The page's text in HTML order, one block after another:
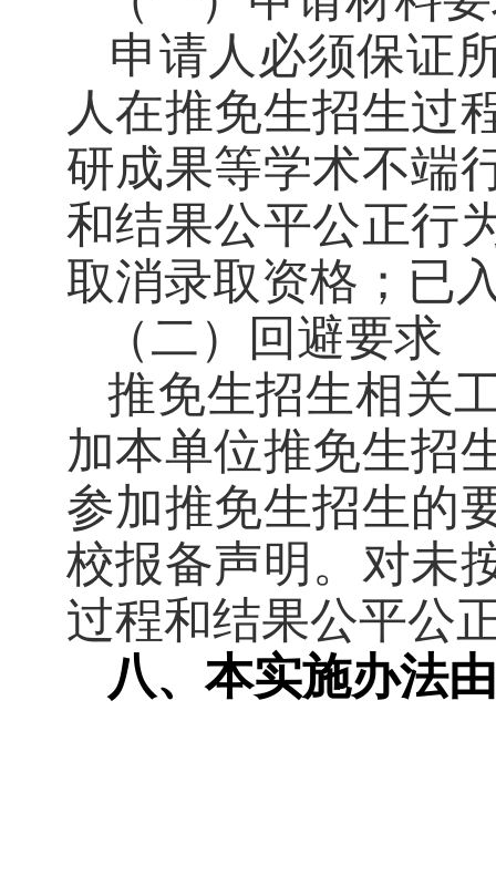
申请人必须保证
人在推免生招生过
研成果等学术不端
和结果公平公正行
取消录取资格；已
（二）回避要求
推免生招生相关
加本单位推免生招
参加推免生招生的
校报备声明。对未
过程和结果公平公
八、本实施办法